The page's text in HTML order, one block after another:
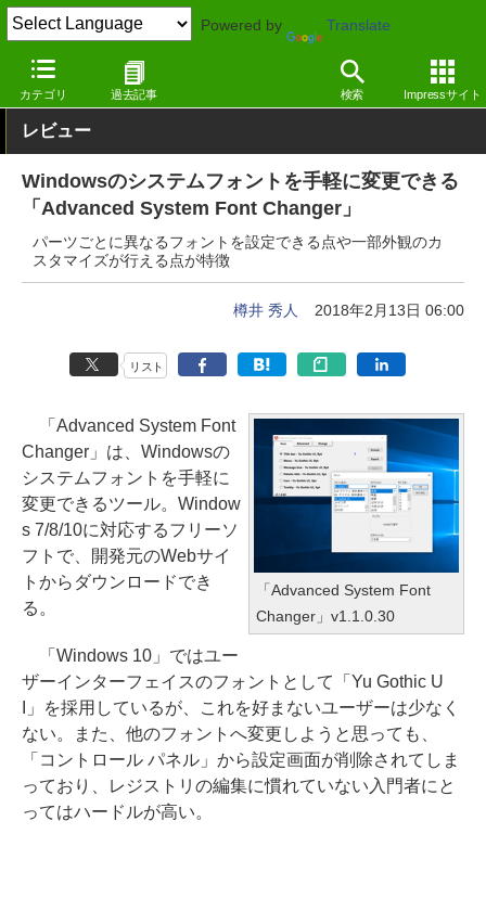
Powered by Translate
カテゴリ 過去記事 検索 Impressサイト
窓の杜 システム・ファイル Windows
レビュー
Windowsのシステムフォントを手軽に変更できる
「Advanced System Font Changer」
パーツごとに異なるフォントを設定できる点や一部外観のカ
スタマイズが行える点が特徴
樽井 秀人 2018年2月13日 06:00
リスト
「Advanced System Font
Changer」v1.1.0.30
「Advanced System Font
Changer」は、Windowsの
システムフォントを手軽に
変更できるツール。Window
s 7/8/10に対応するフリーソ
フトで、開発元のWebサイ
トからダウンロードでき
る。
「Windows 10」ではユー
ザーインターフェイスのフォントとして「Yu Gothic U
I」を採用しているが、これを好まないユーザーは少なく
ない。また、他のフォントへ変更しようと思っても、
「コントロール パネル」から設定画面が削除されてしま
っており、レジストリの編集に慣れていない入門者にと
ってはハードルが高い。